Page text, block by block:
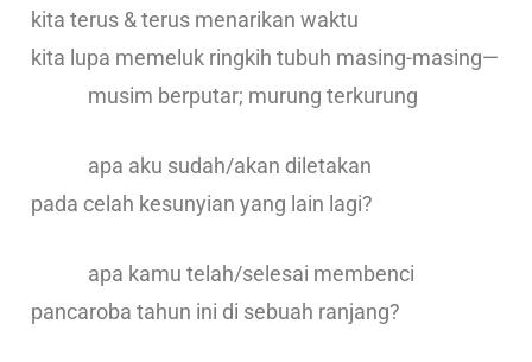
kita terus & terus menarikan waktu
kita lupa memeluk ringkih tubuh masing-masing—
musim berputar; murung terkurung
apa aku sudah/akan diletakan
pada celah kesunyian yang lain lagi?
apa kamu telah/selesai membenci
pancaroba tahun ini di sebuah ranjang?